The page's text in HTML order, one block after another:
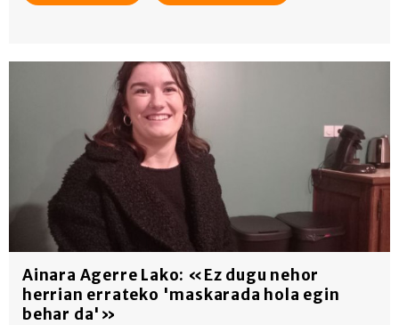
Ainara Agerre Lako: «Ez dugu nehor
herrian errateko 'maskarada hola egin
behar da'»